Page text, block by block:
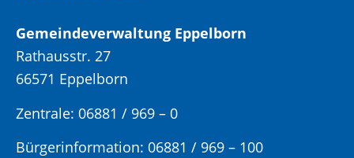
Gemeindeverwaltung Eppelborn
Rathausstr. 27
66571 Eppelborn
Zentrale: 06881 / 969 – 0
Bürgerinformation: 06881 / 969 – 100